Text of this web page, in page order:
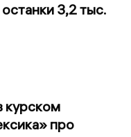
3,2 тыс.
курском
про